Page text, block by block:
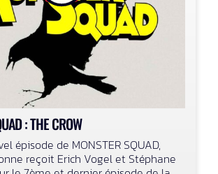
: THE CROW
épisode de MONSTER SQUAD,
reçoit Erich Vogel et Stéphane